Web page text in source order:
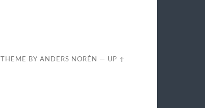
THEME BYANDERS NORÉN — UP ↑